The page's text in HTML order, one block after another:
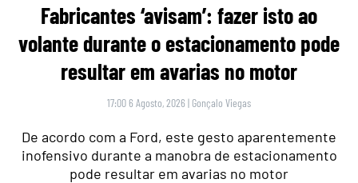
Fabricantes ‘avisam’: fazer isto ao
volante durante o estacionamento pode
resultar em avarias no motor
17:00 6 Agosto, 2026 | Gonçalo Viegas
De acordo com a Ford, este gesto aparentemente
inofensivo durante a manobra de estacionamento
pode resultar em avarias no motor